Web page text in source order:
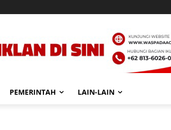
PEMERINTAH LAIN-LAIN